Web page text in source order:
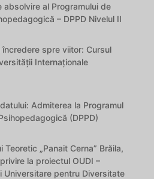
absolvire al Programului de
– DPPD Nivelul II
încredere spre viitor: Cursul
Internaționale
Admiterea la Programul
(DPPD)
Teoretic „Panait Cerna” Brăila,
la proiectul OUDI –
Universitare pentru Diversitate